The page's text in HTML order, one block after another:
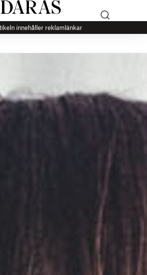
innehåller reklamlänkar